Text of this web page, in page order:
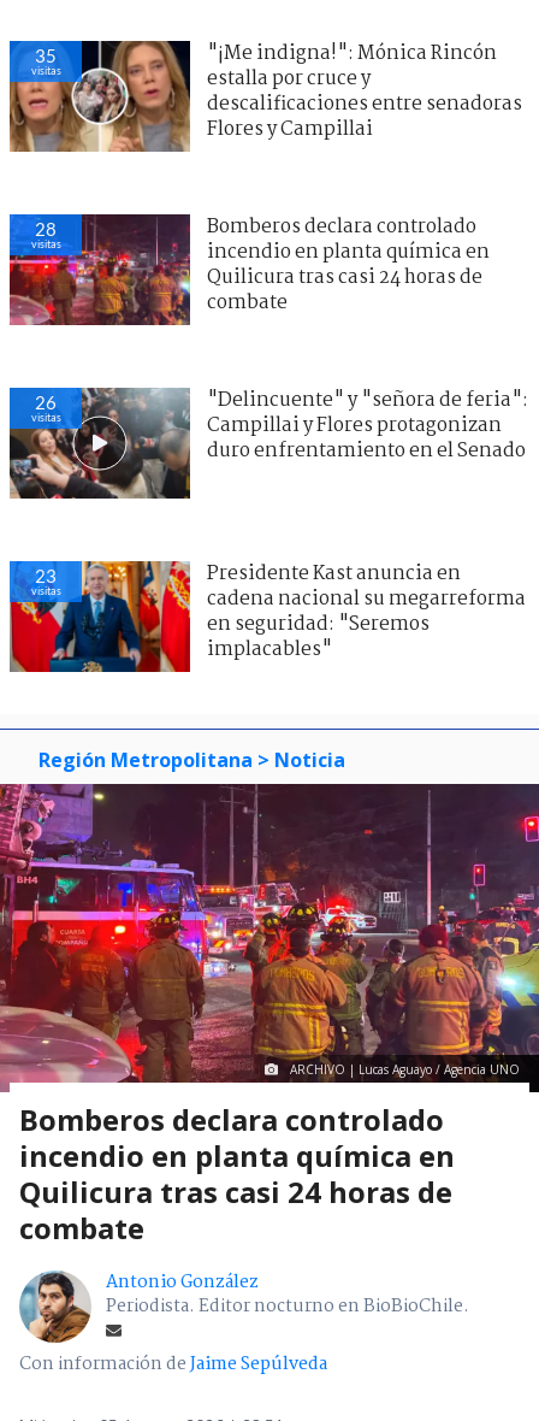
35
visitas
"¡Me indigna!": Mónica Rincón
estalla por cruce y
descalificaciones entre senadoras
Flores y Campillai
28
visitas
Bomberos declara controlado
incendio en planta química en
Quilicura tras casi 24 horas de
combate
26
visitas
"Delincuente" y "señora de feria":
Campillai y Flores protagonizan
duro enfrentamiento en el Senado
23
visitas
Presidente Kast anuncia en
cadena nacional su megarreforma
en seguridad: "Seremos
implacables"
Región Metropolitana > Noticia
ARCHIVO | Lucas Aguayo / Agencia UNO
Bomberos declara controlado
incendio en planta química en
Quilicura tras casi 24 horas de
combate
Antonio González
Periodista. Editor nocturno en BioBioChile.
Con información deJaime Sepúlveda